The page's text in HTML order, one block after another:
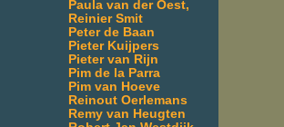
Paula van der Oest,
Reinier Smit
Peter de Baan
Pieter Kuijpers
Pieter van Rijn
Pim de la Parra
Pim van Hoeve
Reinout Oerlemans
Remy van Heugten